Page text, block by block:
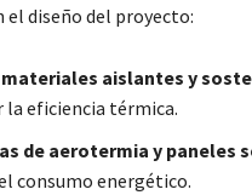
el diseño del proyecto:
materiales aislantes y
la eficiencia térmica.
de aerotermia y paneles
consumo energético.